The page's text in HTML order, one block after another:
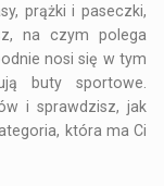
prążki i paseczki,
na czym polega
nosi się w tym
buty sportowe.
i sprawdzisz, jak
która ma Ci